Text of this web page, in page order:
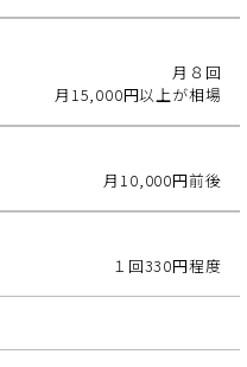
月８回
月15,000円以上が相場
月10,000円前後
１回330円程度